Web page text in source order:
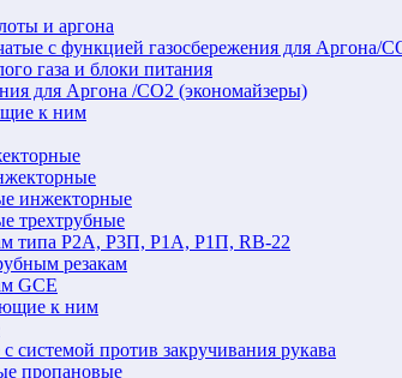
и аргона
c функцией газосбережения для Аргона/
газа и блоки питания
для Аргона /СО2 (экономайзеры)
к ним
инжекторные
трехтрубные
типа Р2А, Р3П, Р1А, Р1П, RB-22
резакам
GCE
к ним
системой против закручивания рукава
пропановые